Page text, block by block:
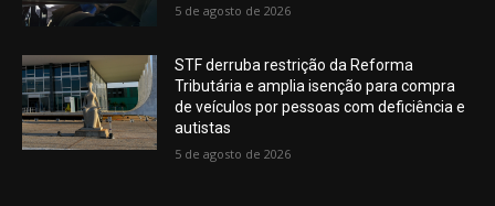
5 de agosto de 2026
STF derruba restrição da Reforma
Tributária e amplia isenção para compra
de veículos por pessoas com deficiência e
autistas
5 de agosto de 2026